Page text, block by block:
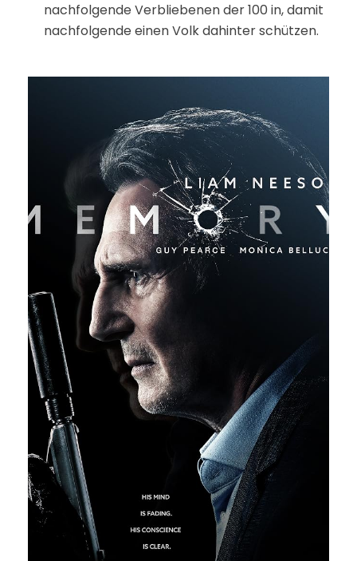
nachfolgende Verbliebenen der 100 in, damit
nachfolgende einen Volk dahinter schützen.